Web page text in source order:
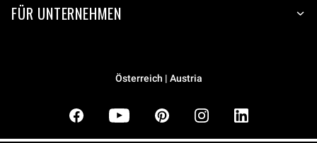
FÜR UNTERNEHMEN
Österreich | Austria